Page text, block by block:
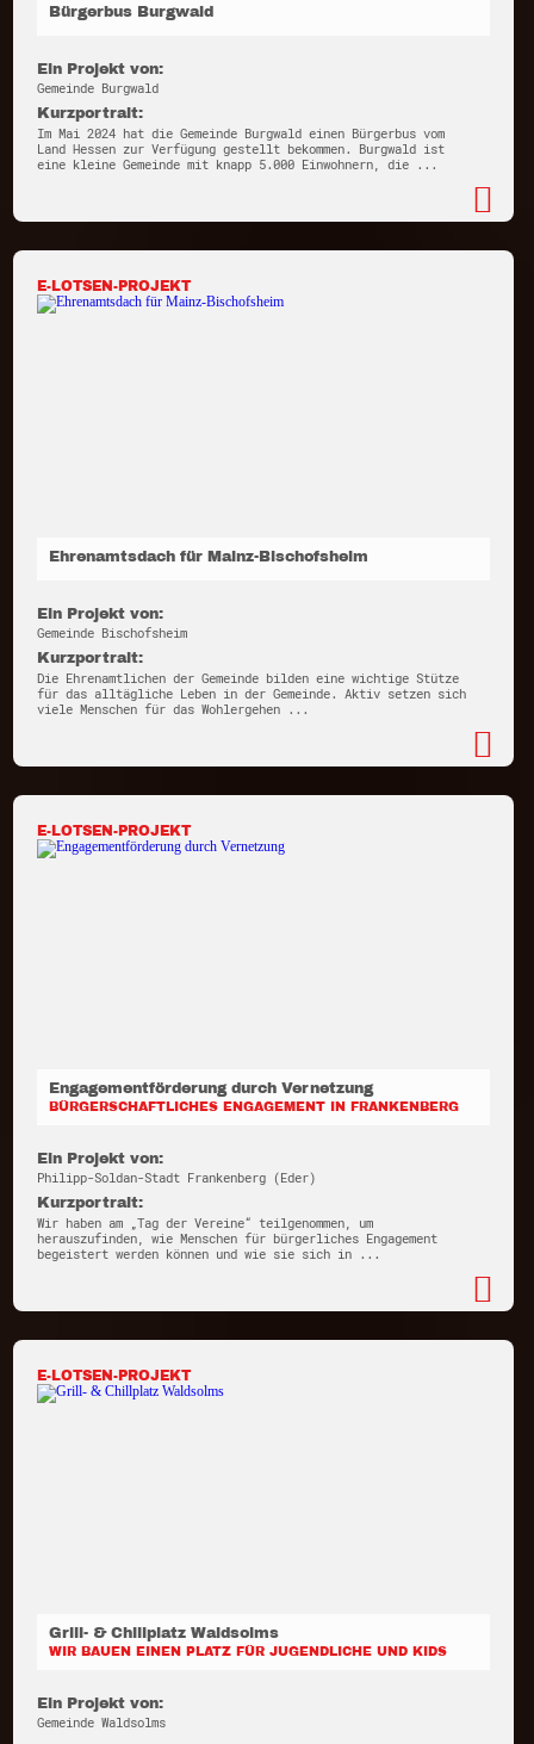
Bürgerbus Burgwald
Ein Projekt von:
Gemeinde Burgwald
Kurzportrait:
Im Mai 2024 hat die Gemeinde Burgwald einen Bürgerbus vom
Land Hessen zur Verfügung gestellt bekommen. Burgwald ist
eine kleine Gemeinde mit knapp 5.000 Einwohnern, die ...
E-LOTSEN-PROJEKT
Ehrenamtsdach für Mainz-Bischofsheim
Ein Projekt von:
Gemeinde Bischofsheim
Kurzportrait:
Die Ehrenamtlichen der Gemeinde bilden eine wichtige Stütze
für das alltägliche Leben in der Gemeinde. Aktiv setzen sich
viele Menschen für das Wohlergehen ...
E-LOTSEN-PROJEKT
Engagementförderung durch Vernetzung
BÜRGERSCHAFTLICHES ENGAGEMENT IN FRANKENBERG
Ein Projekt von:
Philipp-Soldan-Stadt Frankenberg (Eder)
Kurzportrait:
Wir haben am „Tag der Vereine“ teilgenommen, um
herauszufinden, wie Menschen für bürgerliches Engagement
begeistert werden können und wie sie sich in ...
E-LOTSEN-PROJEKT
Grill- & Chillplatz Waldsolms
WIR BAUEN EINEN PLATZ FÜR JUGENDLICHE UND KIDS
Ein Projekt von:
Gemeinde Waldsolms